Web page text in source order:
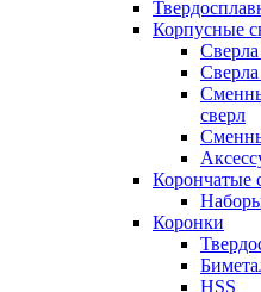
Корпусные
сверл
Корончатые
Коронки
HSS